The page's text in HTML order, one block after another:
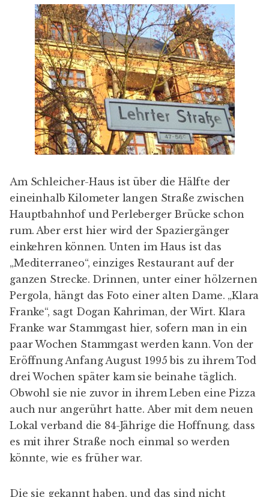
Am Schleicher-Haus ist über die Hälfte der
eineinhalb Kilometer langen Straße zwischen
Hauptbahnhof und Perleberger Brücke schon
rum. Aber erst hier wird der Spaziergänger
einkehren können. Unten im Haus ist das
„Mediterraneo“, einziges Restaurant auf der
ganzen Strecke. Drinnen, unter einer hölzernen
Pergola, hängt das Foto einer alten Dame. „Klara
Franke“, sagt Dogan Kahriman, der Wirt. Klara
Franke war Stammgast hier, sofern man in ein
paar Wochen Stammgast werden kann. Von der
Eröffnung Anfang August 1995 bis zu ihrem Tod
drei Wochen später kam sie beinahe täglich.
Obwohl sie nie zuvor in ihrem Leben eine Pizza
auch nur angerührt hatte. Aber mit dem neuen
Lokal verband die 84-Jährige die Hoffnung, dass
es mit ihrer Straße noch einmal so werden
könnte, wie es früher war.
Die sie gekannt haben, und das sind nicht